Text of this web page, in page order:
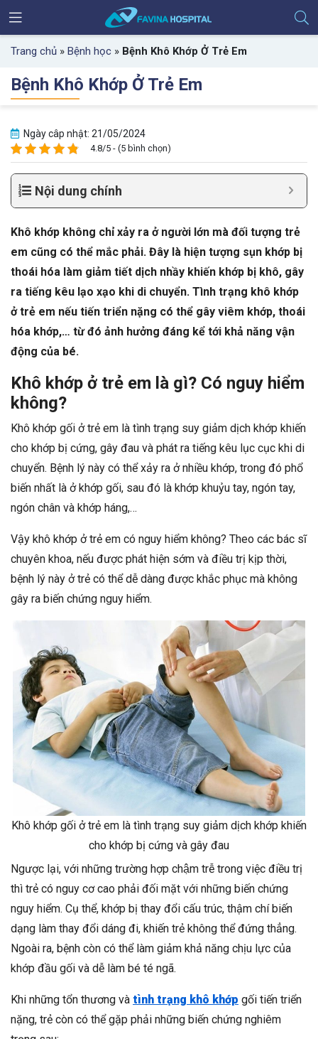
Trang chủ » Bệnh học » Bệnh Khô Khớp Ở Trẻ Em
Bệnh Khô Khớp Ở Trẻ Em
Ngày câp nhật: 21/05/2024
4.8/5 - (5 bình chọn)
Nội dung chính
Khô khớp không chỉ xảy ra ở người lớn mà đối tượng trẻ
em cũng có thể mắc phải. Đây là hiện tượng sụn khớp bị
thoái hóa làm giảm tiết dịch nhầy khiến khớp bị khô, gây
ra tiếng kêu lạo xạo khi di chuyển. Tình trạng khô khớp
ở trẻ em nếu tiến triển nặng có thể gây viêm khớp, thoái
hóa khớp,… từ đó ảnh hưởng đáng kể tới khả năng vận
động của bé.
Khô khớp ở trẻ em là gì? Có nguy hiểm
không?
Khô khớp gối ở trẻ em là tình trạng suy giảm dịch khớp khiến
cho khớp bị cứng, gây đau và phát ra tiếng kêu lục cục khi di
chuyển. Bệnh lý này có thể xảy ra ở nhiều khớp, trong đó phổ
biến nhất là ở khớp gối, sau đó là khớp khuỷu tay, ngón tay,
ngón chân và khớp háng,…
Vậy khô khớp ở trẻ em có nguy hiểm không? Theo các bác sĩ
chuyên khoa, nếu được phát hiện sớm và điều trị kịp thời,
bệnh lý này ở trẻ có thể dễ dàng được khắc phục mà không
gây ra biến chứng nguy hiểm.
Khô khớp gối ở trẻ em là tình trạng suy giảm dịch khớp khiến
cho khớp bị cứng và gây đau
Ngược lại, với những trường hợp chậm trễ trong việc điều trị
thì trẻ có nguy cơ cao phải đối mặt với những biến chứng
nguy hiểm. Cụ thể, khớp bị thay đổi cấu trúc, thậm chí biến
dạng làm thay đổi dáng đi, khiến trẻ không thể đứng thẳng.
Ngoài ra, bệnh còn có thể làm giảm khả năng chịu lực của
khớp đầu gối và dễ làm bé té ngã.
Khi những tổn thương và tình trạng khô khớp gối tiến triển
nặng, trẻ còn có thể gặp phải những biến chứng nghiêm